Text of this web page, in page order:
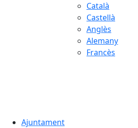
Català
Castellà
Anglès
Alemany
Francès
Ajuntament